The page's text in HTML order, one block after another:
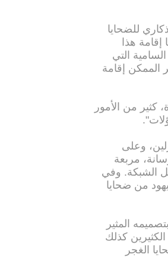
للضحايا
إقامة هذا
التي
الممكن إقامة
السائدة، كثير من الأمور
في برلين، وعلى
2711 مكعبات من الخرسانة، مربعة
الشبكة. وفي
من ضحايا
بحجمه وبموقعه وبتصميمه المثير
الكثيرين كذلك
الغجر